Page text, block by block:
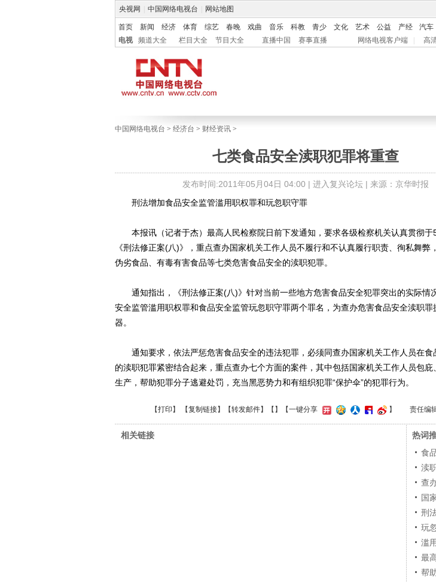
央视网 中国网络电视台 网站地图
首页 新闻 经济 体育 综艺 春晚 戏曲 音乐 科教 青少 文化 艺术 公益 产经 汽车
电视
频道大全 栏目大全 节目大全 直播中国 赛事直播 网络电视客户端 高
中国网络电视台 > 经济台 > 财经资讯 >
七类食品安全渎职犯罪将重查
发布时间:2011年05月04日 04:00 | 进入复兴论坛| 来源：京华时报
刑法增加食品安全监管滥用职权罪和玩忽职守罪
本报讯（记者于杰）最高人民检察院日前下发通知，要求各级检察机关认真贯彻于
《刑法修正案(八)》，重点查办国家机关工作人员不履行和不认真履行职责、徇私舞弊
伪劣食品、有毒有害食品等七类危害食品安全的渎职犯罪。
通知指出，《刑法修正案(八)》针对当前一些地方危害食品安全犯罪突出的实际情
安全监管滥用职权罪和食品安全监管玩忽职守罪两个罪名，为查办危害食品安全渎职罪
器。
通知要求，依法严惩危害食品安全的违法犯罪，必须同查办国家机关工作人员在食
的渎职犯罪紧密结合起来，重点查办七个方面的案件，其中包括国家机关工作人员包庇
生产，帮助犯罪分子逃避处罚，充当黑恶势力和有组织犯罪“保护伞”的犯罪行为。
【打印 】 【复制链接】【转发邮件】【 】 【一键分享 】 责任编
相关链接
热词
食
渎
查
国
刑
玩
滥
最
帮